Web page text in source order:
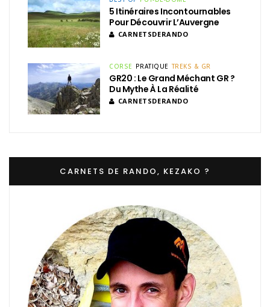
5 Itinéraires Incontournables
Pour Découvrir L’Auvergne
CARNETSDERANDO
CORSE PRATIQUE TREKS & GR
GR20 : Le Grand Méchant GR ?
Du Mythe À La Réalité
CARNETSDERANDO
CARNETS DE RANDO, KEZAKO ?